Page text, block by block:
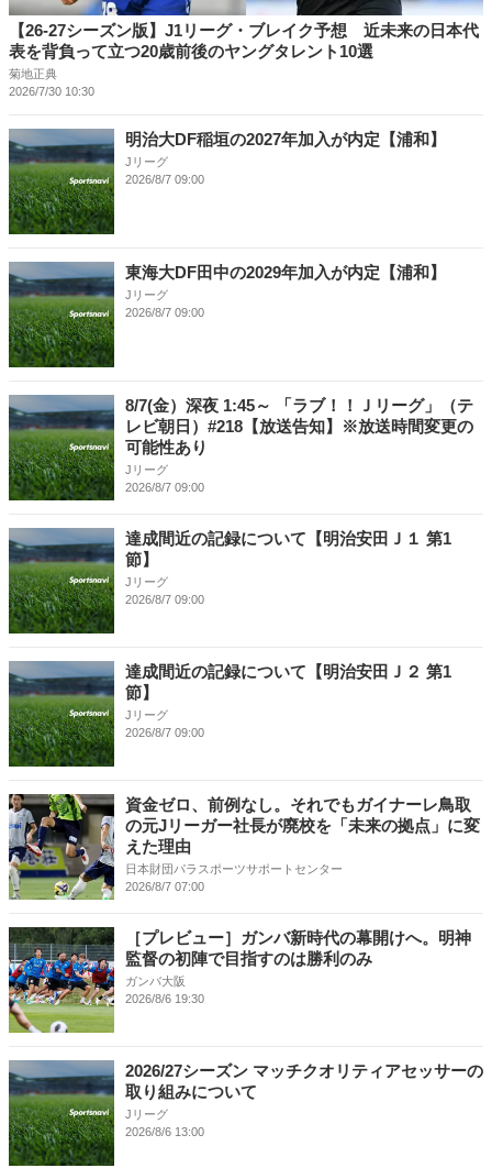
【26-27シーズン版】J1リーグ・ブレイク予想 近未来の日本代
表を背負って立つ20歳前後のヤングタレント10選
菊地正典
2026/7/30 10:30
明治大DF稲垣の2027年加入が内定【浦和】
Jリーグ
2026/8/7 09:00
東海大DF田中の2029年加入が内定【浦和】
Jリーグ
2026/8/7 09:00
8/7(金）深夜 1:45～ 「ラブ！！Ｊリーグ」（テ
レビ朝日）#218【放送告知】※放送時間変更の
可能性あり
Jリーグ
2026/8/7 09:00
達成間近の記録について【明治安田Ｊ１ 第1
節】
Jリーグ
2026/8/7 09:00
達成間近の記録について【明治安田Ｊ２ 第1
節】
Jリーグ
2026/8/7 09:00
資金ゼロ、前例なし。それでもガイナーレ鳥取
の元Jリーガー社長が廃校を「未来の拠点」に変
えた理由
日本財団パラスポーツサポートセンター
2026/8/7 07:00
［プレビュー］ガンバ新時代の幕開けへ。明神
監督の初陣で目指すのは勝利のみ
ガンバ大阪
2026/8/6 19:30
2026/27シーズン マッチクオリティアセッサーの
取り組みについて
Jリーグ
2026/8/6 13:00